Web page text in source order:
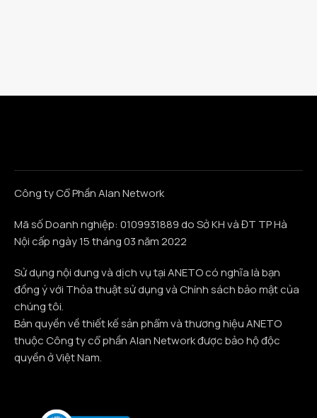
Công ty Cổ Phần Alan Network
Mã số Doanh nghiệp: 0109931889 do Sở KH và ĐT TP Hà
Nội cấp ngày 15 tháng 03 năm 2022
Sử dụng nội dung và dịch vụ tại ANETO có nghĩa là bạn
đồng ý với Thỏa thuật sử dụng và Chính sách bảo mật của
chúng tôi.
Bản quyền về thiết kế sản phẩm và thương hiệu ANETO
thuộc Công ty cổ phần Alan Network được bảo hộ độc
quyền ở Việt Nam.